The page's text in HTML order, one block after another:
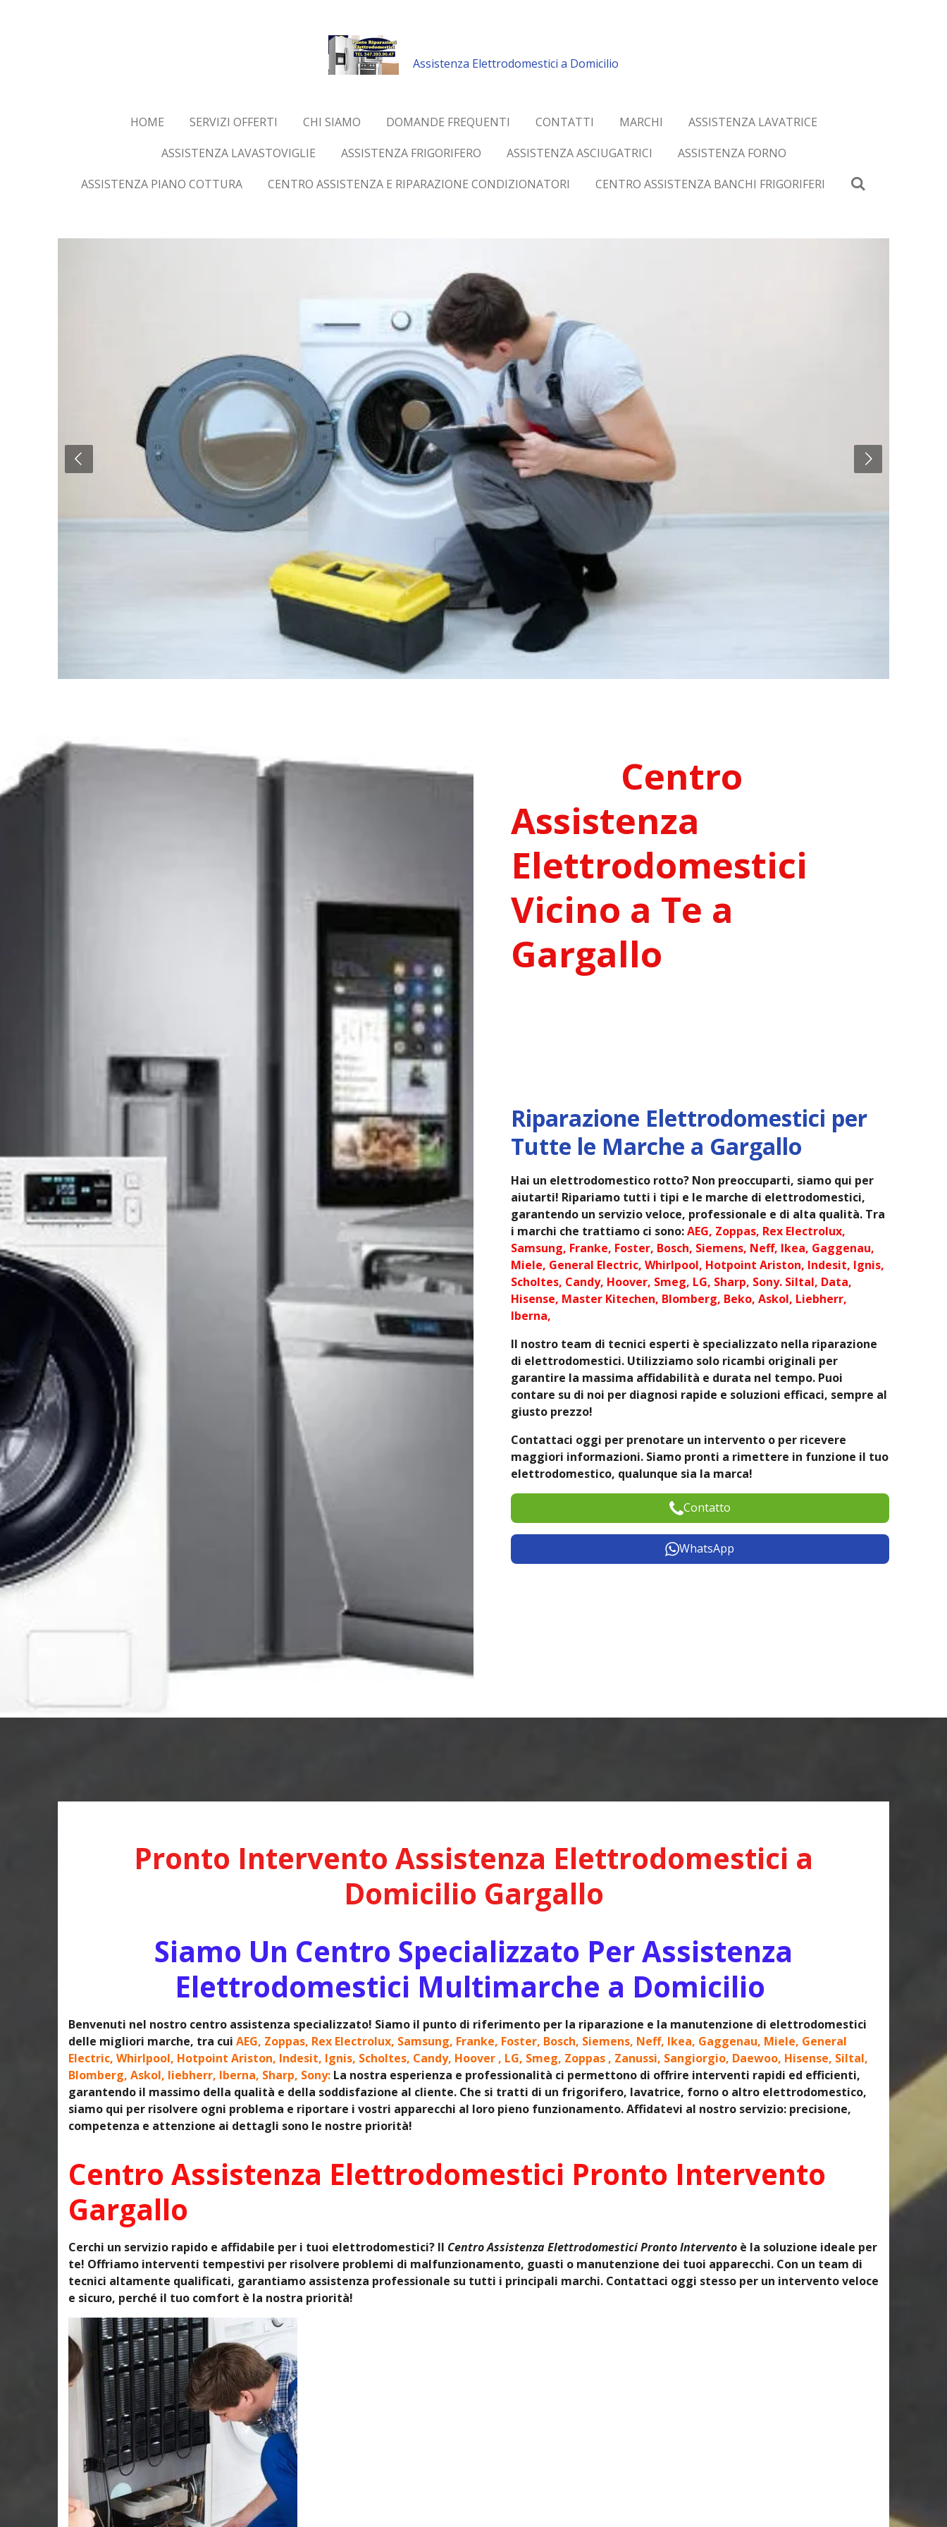
Assistenza Elettrodomestici a Domicilio
HOME SERVIZI OFFERTI CHI SIAMO DOMANDE FREQUENTI CONTATTI MARCHI
ASSISTENZA LAVATRICE
ASSISTENZA LAVASTOVIGLIE
ASSISTENZA FRIGORIFERO ASSISTENZA ASCIUGATRICI
ASSISTENZA FORNO
ASSISTENZA PIANO COTTURA
CENTRO ASSISTENZA E RIPARAZIONE CONDIZIONATORI CENTRO ASSISTENZA BANCHI FRIGORIFERI
Centro
Assistenza
Elettrodomestici
Vicino a Te a
Gargallo
Riparazione Elettrodomestici per
Tutte le Marche a Gargallo
Hai un elettrodomestico rotto? Non preoccuparti, siamo qui per
aiutarti! Ripariamo tutti i tipi e le marche di elettrodomestici,
garantendo un servizio veloce, professionale e di alta qualità. Tra
i marchi che trattiamo ci sono:AEG, Zoppas, Rex Electrolux,
Samsung, Franke, Foster, Bosch, Siemens, Neff, Ikea, Gaggenau,
Miele, General Electric, Whirlpool, Hotpoint Ariston, Indesit, Ignis,
Scholtes, Candy, Hoover, Smeg, LG, Sharp, Sony. Siltal, Data,
Hisense, Master Kitechen, Blomberg, Beko, Askol, Liebherr,
Iberna,
Il nostro team di tecnici esperti è specializzato nella riparazione
di elettrodomestici. Utilizziamo solo ricambi originali per
garantire la massima affidabilità e durata nel tempo. Puoi
contare su di noi per diagnosi rapide e soluzioni efficaci, sempre al
giusto prezzo!
Contattaci oggi per prenotare un intervento o per ricevere
maggiori informazioni. Siamo pronti a rimettere in funzione il tuo
elettrodomestico, qualunque sia la marca!
Contatto
WhatsApp
Pronto Intervento Assistenza Elettrodomestici a
Domicilio Gargallo
Siamo Un Centro Specializzato Per Assistenza
Elettrodomestici Multimarche a Domicilio
Benvenuti nel nostro centro assistenza specializzato! Siamo il punto di riferimento per la riparazione e la manutenzione di elettrodomestici
delle migliori marche, tra cui AEG, Zoppas, Rex Electrolux, Samsung, Franke, Foster, Bosch, Siemens, Neff, Ikea, Gaggenau, Miele, General
Electric, Whirlpool, Hotpoint Ariston, Indesit, Ignis, Scholtes, Candy, Hoover , LG, Smeg, Zoppas , Zanussi, Sangiorgio, Daewoo, Hisense, Siltal,
Blomberg, Askol, liebherr, Iberna, Sharp, Sony: La nostra esperienza e professionalità ci permettono di offrire interventi rapidi ed efficienti,
garantendo il massimo della qualità e della soddisfazione al cliente. Che si tratti di un frigorifero, lavatrice, forno o altro elettrodomestico,
siamo qui per risolvere ogni problema e riportare i vostri apparecchi al loro pieno funzionamento. Affidatevi al nostro servizio: precisione,
competenza e attenzione ai dettagli sono le nostre priorità!
Centro Assistenza Elettrodomestici Pronto Intervento
Gargallo
Cerchi un servizio rapido e affidabile per i tuoi elettrodomestici? Il Centro Assistenza Elettrodomestici Pronto Intervento è la soluzione ideale per
te! Offriamo interventi tempestivi per risolvere problemi di malfunzionamento, guasti o manutenzione dei tuoi apparecchi. Con un team di
tecnici altamente qualificati, garantiamo assistenza professionale su tutti i principali marchi. Contattaci oggi stesso per un intervento veloce
e sicuro, perché il tuo comfort è la nostra priorità!